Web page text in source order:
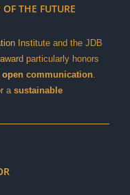
THE FUTURE
Institute and the JDB
particularly honors
communication.
a sustainable